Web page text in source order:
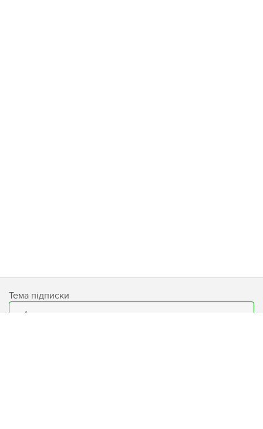
Тема підписки